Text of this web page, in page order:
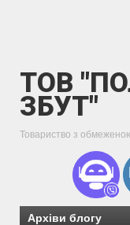
ТОВ
ЗБУТ"
Товариство з
Архіви блогу